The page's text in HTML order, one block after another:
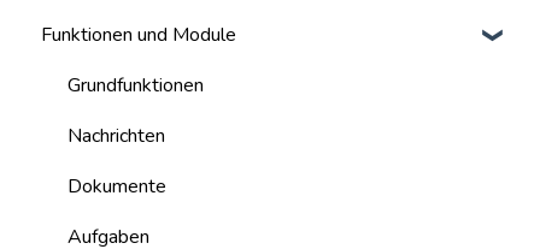
Mandate
Benutzer
Funktionen und Module
Grundfunktionen
Nachrichten
Dokumente
Aufgaben